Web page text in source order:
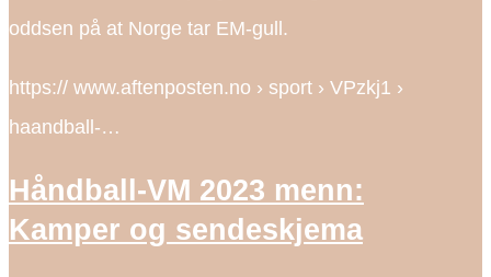
oddsen på at Norge tar EM-gull.
https:// www.aftenposten.no › sport › VPzkj1 ›
haandball-…
Håndball-VM 2023 menn:
Kamper og sendeskjema